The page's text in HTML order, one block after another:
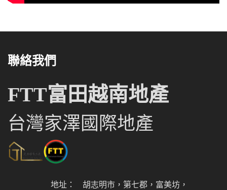
聯絡我們
FTT富田越南地產
台灣家澤國際地產
地址：
胡志明市，第七郡，富美坊，